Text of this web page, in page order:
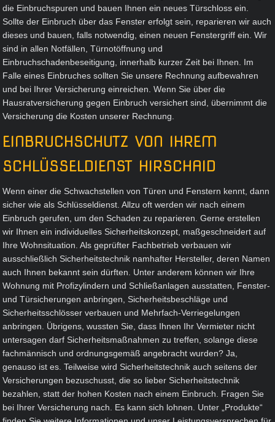
die Einbruchspuren und bauen Ihnen ein neues Türschloss ein.
Sollte der Einbruch über das Fenster erfolgt sein, reparieren wir auch
dieses und bauen, falls notwendig, einen neuen Fenstergriff ein. Wir
sind in allen Notfällen, Türnotöffnung und
Einbruchschadenbeseitigung, innerhalb kurzer Zeit bei Ihnen. Im
Falle eines Einbruches sollten Sie unsere Rechnung aufbewahren
und bei Ihrer Versicherung einreichen. Wenn Sie über die
Hausratversicherung gegen Einbruch versichert sind, übernimmt die
Versicherung die Kosten unserer Rechnung.
EINBRUCHSCHUTZ VON IHREM
SCHLÜSSELDIENST HIRSCHAID
Wenn einer die Schwachstellen von Türen und Fenstern kennt, dann
sicher wie als Schlüsseldienst. Allzu oft werden wir nach einem
Einbruch gerufen, um den Schaden zu reparieren. Gerne erstellen
wir Ihnen ein individuelles Sicherheitskonzept, maßgeschneidert auf
Ihre Wohnsituation. Als geprüfter Fachbetrieb verbauen wir
ausschließlich Sicherheitstechnik namhafter Hersteller, deren Namen
auch Ihnen bekannt sein dürften. Unter anderem können wir Ihre
Wohnung mit Profizylindern und Schließanlagen ausstatten, Fenster-
und Türsicherungen anbringen, Sicherheitsbeschläge und
Sicherheitsschlösser verbauen und Mehrfach-Verriegelungen
anbringen. Übrigens, wussten Sie, dass Ihnen Ihr Vermieter nicht
untersagen darf Sicherheitsmaßnahmen zu treffen, solange diese
fachmännisch und ordnungsgemäß angebracht wurden? Ja,
genauso ist es. Teilweise wird Sicherheitstechnik auch seitens der
Versicherungen bezuschusst, die so lieber Sicherheitstechnik
bezahlen, statt der hohen Kosten nach einem Einbruch. Fragen Sie
bei Ihrer Versicherung nach. Es kann sich lohnen. Unter „Produkte“